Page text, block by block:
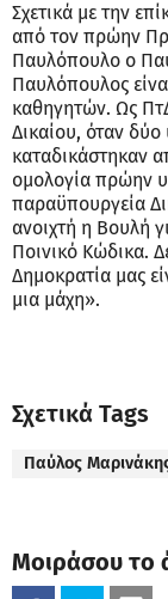
Σχετικά με την
από τον πρώην
Παυλόπουλο ο
Παυλόπουλος
καθηγητών. Ως
Δικαίου, όταν
καταδικάστηκαν
ομολογία πρώην
παραϋπουργεία
ανοιχτή η Βουλή
Ποινικό Κώδικα.
Δημοκρατία μας
μια μάχη».
Σχετικά Tags
Παύλος
Μοιράσου το